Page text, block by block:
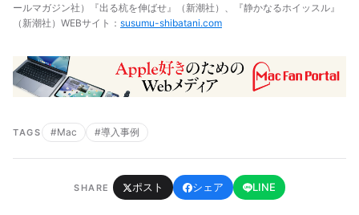
ールマガジン社）『出る杭を伸ばせ』（新潮社）、『静かなるホイッスル』
（新潮社）WEBサイト： susumu-shibatani.com
TAGS #Mac #導入事例
SHARE ポスト シェア LINE